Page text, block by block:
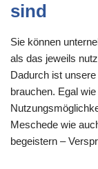
sind
Sie können
als das jeweils
Dadurch ist unsere
brauchen. Egal
Meschede wie
begeistern –